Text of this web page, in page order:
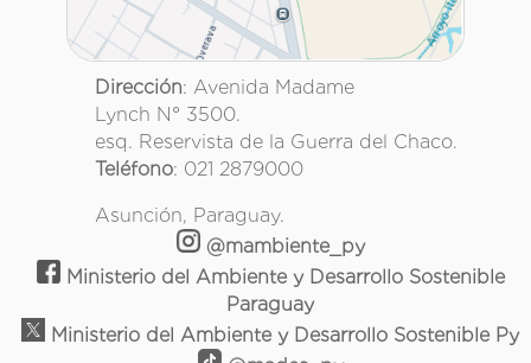
Dirección: Avenida Madame
Lynch N° 3500.
esq. Reservista de la Guerra del Chaco.
Teléfono: 021 2879000
Asunción, Paraguay.
@mambiente_py
Ministerio del Ambiente y Desarrollo Sostenible
Paraguay
Ministerio del Ambiente y Desarrollo Sostenible Py